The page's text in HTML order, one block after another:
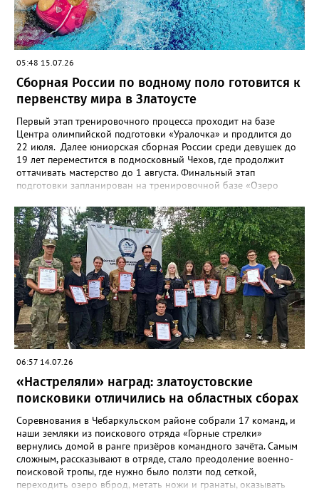
05:48 15.07.26
Сборная России по водному поло готовится к
первенству мира в Златоусте
Первый этап тренировочного процесса проходит на базе
Центра олимпийской подготовки «Уралочка» и продлится до
22 июля. Далее юниорская сборная России среди девушек до
19 лет переместится в подмосковный Чехов, где продолжит
оттачивать мастерство до 1 августа. Финальный этап
подготовки запланирован на тренировочной базе «Озеро
испанском городе Пуэрто-де-ла-Крус. Национальную сборную
на этом турнире возглавит тренер златоустовской «Уралочки»
Дмитрий Андреев.
06:57 14.07.26
«Настреляли» наград: златоустовские
поисковики отличились на областных сборах
Соревнования в Чебаркульском районе собрали 17 команд, и
наши земляки из поискового отряда «Горные стрелки»
вернулись домой в ранге призёров командного зачёта. Самым
сложным, рассказывают в отряде, стало преодоление военно-
поисковой тропы, где нужно было ползти под сеткой,
переходить озеро вброд, метать ножи и гранаты, оказывать